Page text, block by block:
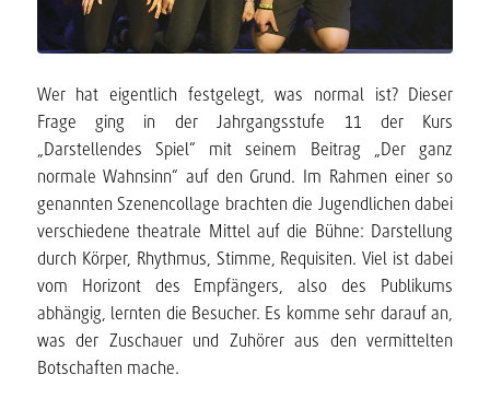
Wer hat eigentlich festgelegt, was normal ist? Dieser
Frage ging in der Jahrgangsstufe 11 der Kurs
„Darstellendes Spiel“ mit seinem Beitrag „Der ganz
normale Wahnsinn“ auf den Grund. Im Rahmen einer so
genannten Szenencollage brachten die Jugendlichen dabei
verschiedene theatrale Mittel auf die Bühne: Darstellung
durch Körper, Rhythmus, Stimme, Requisiten. Viel ist dabei
vom Horizont des Empfängers, also des Publikums
abhängig, lernten die Besucher. Es komme sehr darauf an,
was der Zuschauer und Zuhörer aus den vermittelten
Botschaften mache.